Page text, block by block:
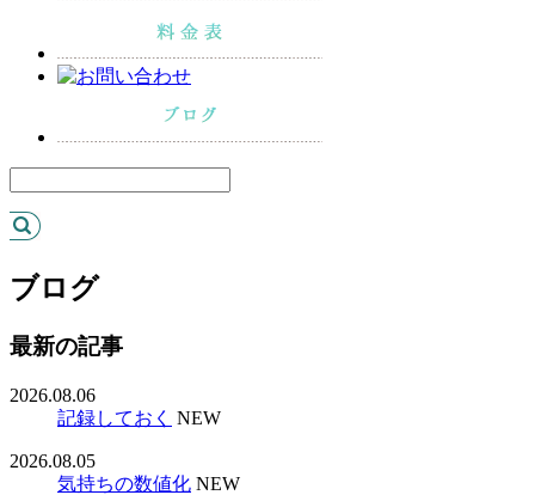
ブログ
最新の記事
2026.08.06
記録しておく NEW
2026.08.05
気持ちの数値化 NEW